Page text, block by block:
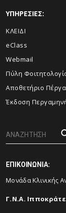
ΥΠΗΡΕΣΙΕΣ:
ΚΛΕΙΔΙ
eClass
Webmail
Πύλη
Αποθετήριο
Έκδοση
ΕΠΙΚΟΙΝΩΝΙΑ:
Μονάδα Κλινικής
Γ.Ν.Α.